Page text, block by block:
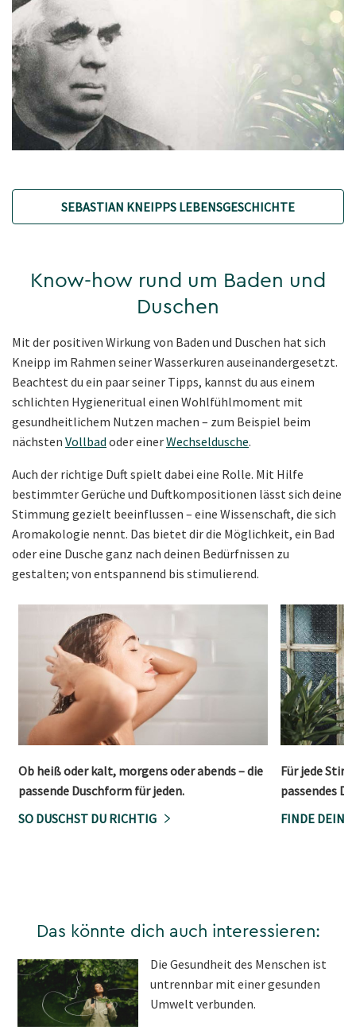
SEBASTIAN KNEIPPS LEBENSGESCHICHTE
Know-how rund um Baden und
Duschen
Mit der positiven Wirkung von Baden und Duschen hat sich
Kneipp im Rahmen seiner Wasserkuren auseinandergesetzt.
Beachtest du ein paar seiner Tipps, kannst du aus einem
schlichten Hygieneritual einen Wohlfühlmoment mit
gesundheitlichem Nutzen machen – zum Beispiel beim
nächsten Vollbad oder einerWechseldusche.
Auch der richtige Duft spielt dabei eine Rolle. Mit Hilfe
bestimmter Gerüche und Duftkompositionen lässt sich deine
Stimmung gezielt beeinflussen – eine Wissenschaft, die sich
Aromakologie nennt. Das bietet dir die Möglichkeit, ein Bad
oder eine Dusche ganz nach deinen Bedürfnissen zu
gestalten; von entspannend bis stimulierend.
Ob heiß oder kalt, morgens oder abends – die
passende Duschform für jeden.
SO DUSCHST DU RICHTIG
Für jede
passendes
FINDE DEIN
Das könnte dich auch interessieren:
Die Gesundheit des Menschen ist
untrennbar mit einer gesunden
Umwelt verbunden.